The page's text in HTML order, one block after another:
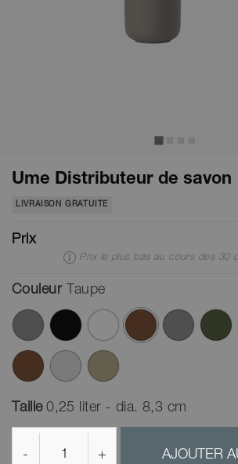
Ume Distributeur de savon
LIVRAISON GRATUITE
Prix
Prix le plus bas au cours des 30
Couleur Taupe
ont été
Taille 0,25 liter - dia. 8,3 cm
- + AJOUTER